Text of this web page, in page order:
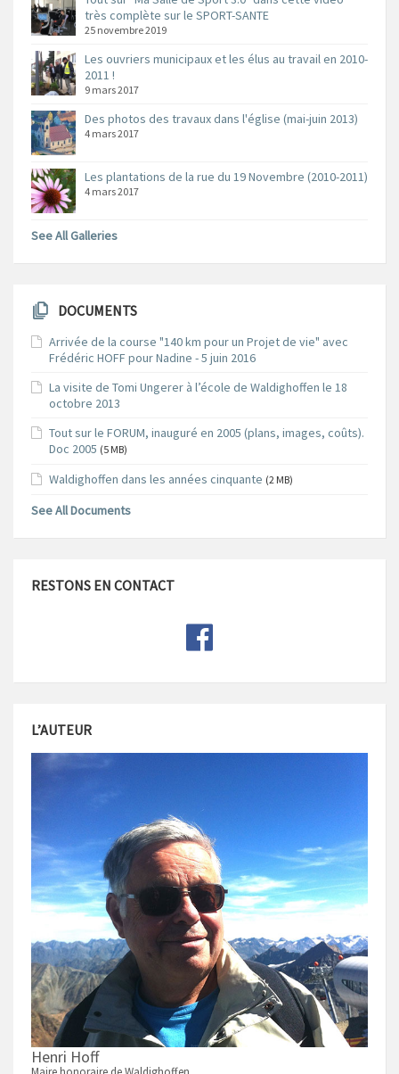
très complète sur le SPORT-SANTE
25 novembre 2019
Les ouvriers municipaux et les élus au travail en 2010-
2011 !
9 mars 2017
Des photos des travaux dans l'église (mai-juin 2013)
4 mars 2017
Les plantations de la rue du 19 Novembre (2010-2011)
4 mars 2017
See All Galleries
DOCUMENTS
Arrivée de la course "140 km pour un Projet de vie" avec
Frédéric HOFF pour Nadine - 5 juin 2016
La visite de Tomi Ungerer à l’école de Waldighoffen le 18
octobre 2013
Tout sur le FORUM, inauguré en 2005 (plans, images, coûts).
Doc 2005 (5 MB)
Waldighoffen dans les années cinquante (2 MB)
See All Documents
RESTONS EN CONTACT
L’AUTEUR
Henri Hoff